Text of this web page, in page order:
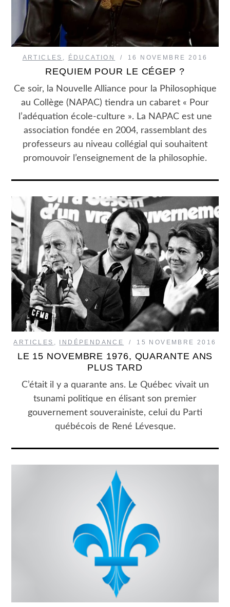
ARTICLES , ÉDUCATION 16 NOVEMBRE 2016
REQUIEM POUR LE CÉGEP ?
Ce soir, la Nouvelle Alliance pour la Philosophique
au Collège (NAPAC) tiendra un cabaret « Pour
l’adéquation école-culture ». La NAPAC est une
association fondée en 2004, rassemblant des
professeurs au niveau collégial qui souhaitent
promouvoir l’enseignement de la philosophie.
ARTICLES INDÉPENDANCE 15 NOVEMBRE 2016
LE 15 NOVEMBRE 1976, QUARANTE ANS
PLUS TARD
C’était il y a quarante ans. Le Québec vivait un
tsunami politique en élisant son premier
gouvernement souverainiste, celui du Parti
québécois de René Lévesque.